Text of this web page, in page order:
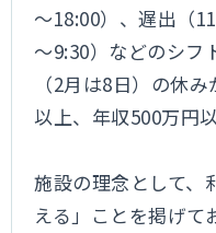
～18:00）、遅出（
～9:30）などのシフ
（2月は8日）の休
以上、年収500万円
施設の理念として、
える」ことを掲げて